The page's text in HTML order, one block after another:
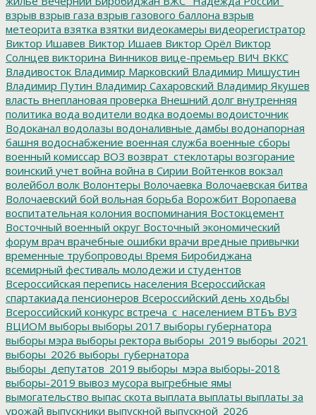
взрыв взрыв газа взрыв газового баллона взрыв
метеорита взятка взятки видеокамеры видеорегистратор
Виктор Ишавев Виктор Ишаев Виктор Орёл Виктор
Солнцев викторина Винников вице-премьер ВИЧ ВККС
Владивосток Владимир Марковский Владимир Мишустин
Владимир Путин Владимир Сахаровский Владимир Якушев
власть внеплановая проверка Внешний долг внутренняя
политика вода водители водка водоемы водоисточник
Водоканал водолазы водоналивные дамбы водонапорная
башня водоснабжение военная служба военные сборы
военный комиссар ВОЗ возврат_стеклотары возгорание
воинский учет война война в Сирии Войтенков вокзал
волейбол волк Волонтеры Волочаевка Волочаевская битва
Волочаевский бой вольная борьба Ворожбит Воропаева
воспитательная колония воспоминания Востокцемент
Восточный военный округ Восточный экономический
форум врач врачебные ошибки врачи вредные привычки
временные трубопроводы Время Биробиджана
всемирный фестиваль молодежи и студентов
Всероссийская перепись населения Всероссийская
спартакиада пенсионеров Всероссийский день ходьбы
Всероссийский конкурс встреча_с_населением ВТБъ ВУЗ
ВЦИОМ выборы выборы 2017 выборы губернатора
выборы мэра выборы ректора выборы_2019 выборы_2021
выборы_2026 выборы_губернатора
выборы_депутатов_2019 выборы_мэра выборы-2018
выборы-2019 вывоз мусора выгребные ямы
вымогательство выпас скота выплата выплаты выплаты за
урожай выпускники выпускной выпускной_2026